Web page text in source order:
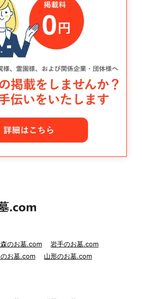
のお墓.com
岩手のお墓.com
お墓.com
山形のお墓.com